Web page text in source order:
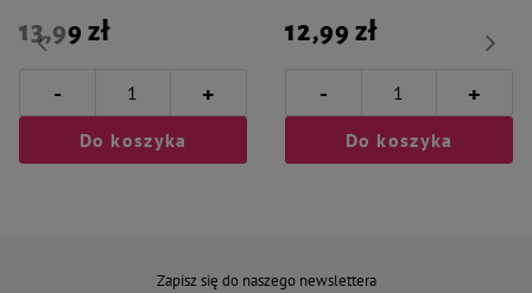
13,99 zł
- +
Do koszyka
12,99 zł
- +
Do koszyka
Zapisz się do naszego newslettera